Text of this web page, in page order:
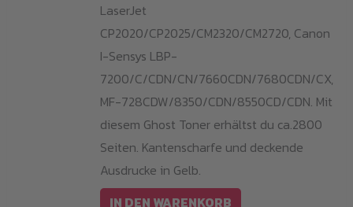
LaserJet
CP2020/CP2025/CM2320/CM2720, Canon
I-Sensys LBP-
7200/C/CDN/CN/7660CDN/7680CDN/CX,
MF-728CDW/8350/CDN/8550CD/CDN. Mit
diesem Ghost Toner erhältst du ca.2800
Seiten. Kantenscharfe und deckende
Ausdrucke in Gelb.
IN DEN WARENKORB